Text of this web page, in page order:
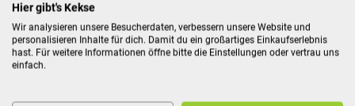
Dokumente
Bewertungen
Hier gibt's Kekse
Wir analysieren unsere Besucherdaten, verbessern unsere Website und
personalisieren Inhalte für dich. Damit du ein großartiges Einkaufserlebnis
hast. Für weitere Informationen öffne bitte die Einstellungen oder vertrau uns
einfach.